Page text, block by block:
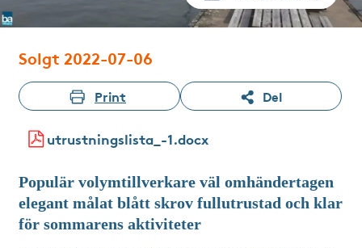
Solgt 2022-07-06
Print Del
utrustningslista_-1.docx
Populär volymtillverkare väl omhändertagen
elegant målat blått skrov fullutrustad och klar
för sommarens aktiviteter